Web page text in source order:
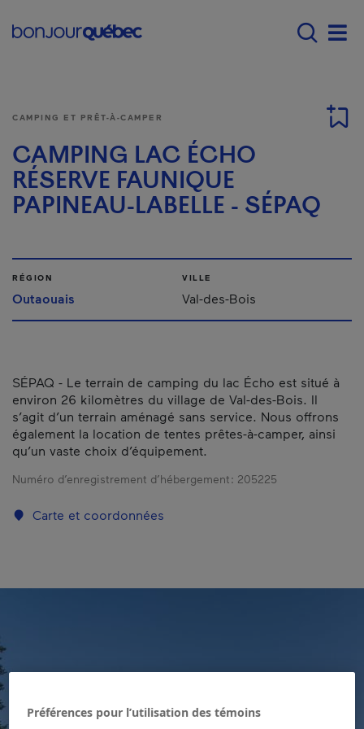
Main navigation -
CAMPING ET PRÊT-À-CAMPER
CAMPING LAC ÉCHO
RÉSERVE FAUNIQUE
PAPINEAU-LABELLE - SÉPAQ
RÉGION
Outaouais
VILLE
Val-des-Bois
SÉPAQ - Le terrain de camping du lac Écho est situé à
environ 26 kilomètres du village de Val-des-Bois. Il
s’agit d’un terrain aménagé sans service. Nous offrons
également la location de tentes prêtes-à-camper, ainsi
qu’un vaste choix d’équipement.
Numéro d’enregistrement d’hébergement : 205225
Carte et coordonnées
Préférences pour l’utilisation des témoins